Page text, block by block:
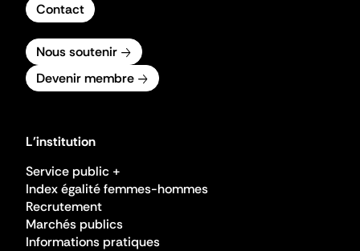
Contact
Nous soutenir
Devenir membre
L'institution
Service public +
Index égalité femmes-hommes
Recrutement
Marchés publics
Informations pratiques